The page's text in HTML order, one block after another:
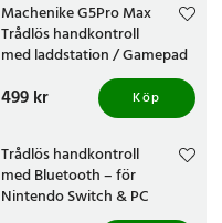
Machenike G5Pro Max
Trådlös handkontroll
med laddstation / Gamepad
Pris:499 kr
499 kr Köp
Trådlös handkontroll
med Bluetooth – för
Nintendo Switch & PC